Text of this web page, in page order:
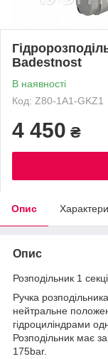
Badestnost
В наявності
Код: Z80-1A1-GKZ1
4 450 ₴
Опис
Опис
Розподільник 1
Ручка
нейтральне
гідроциліндрами
Розподільник має
175bar.